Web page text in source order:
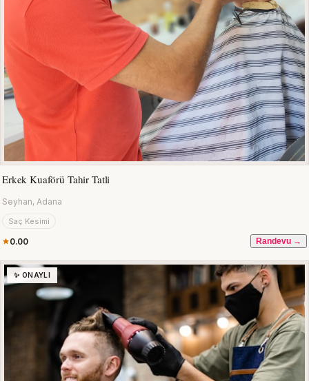
Erkek Kuaförü Tahir Tatli
Seyhan, Adana
Saç Kesimi
0.00 Randevu →
✨ ONAYLI